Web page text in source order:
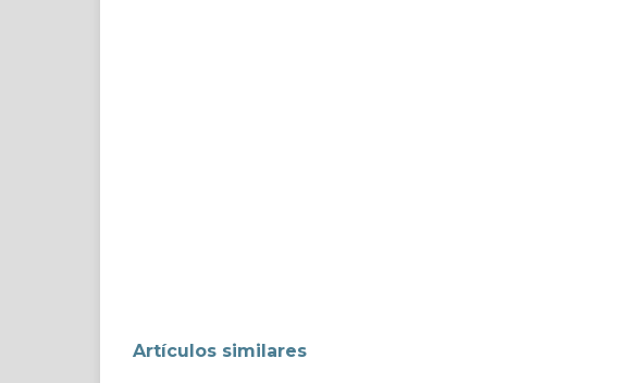
Artículos similares